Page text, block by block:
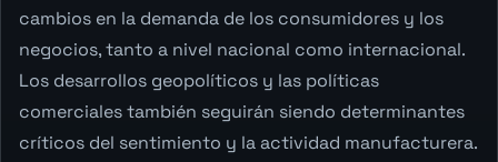
cambios en la demanda de los consumidores y los
negocios, tanto a nivel nacional como internacional.
Los desarrollos geopolíticos y las políticas
comerciales también seguirán siendo determinantes
críticos del sentimiento y la actividad manufacturera.